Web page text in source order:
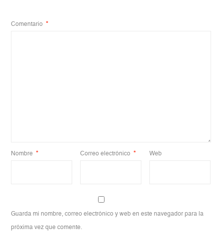
Comentario *
Nombre * Correo electrónico * Web
Guarda mi nombre, correo electrónico y web en este navegador para la
próxima vez que comente.